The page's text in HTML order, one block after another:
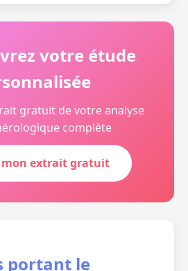
votre étude
gratuit de votre analyse
complète
extrait gratuit
portant le